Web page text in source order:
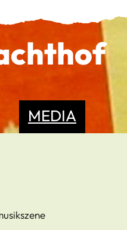
MEDIA